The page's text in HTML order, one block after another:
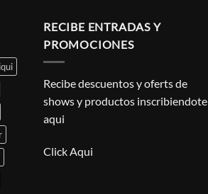
RECIBE ENTRADAS Y
PROMOCIONES
Recibe descuentos y oferts de
shows y productos inscribiendote
aqui
Click Aqui